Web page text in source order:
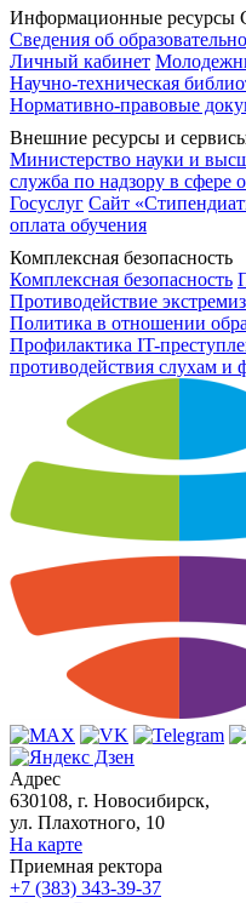
Информационные ресурсы
Сведения об
Личный кабинет
Научно-техническая
Нормативно-правовые
Внешние ресурсы и
Министерство науки и
служба по надзору в сфере
Госуслуг Сайт
оплата обучения
Комплексная безопасность
Комплексная безопасность
Противодействие
Политика в отношении
Профилактика IT-
противодействия слухам и
Адрес
630108, г. Новосибирск,
ул. Плахотного, 10
На карте
Приемная ректора
+7 (383) 343-39-37